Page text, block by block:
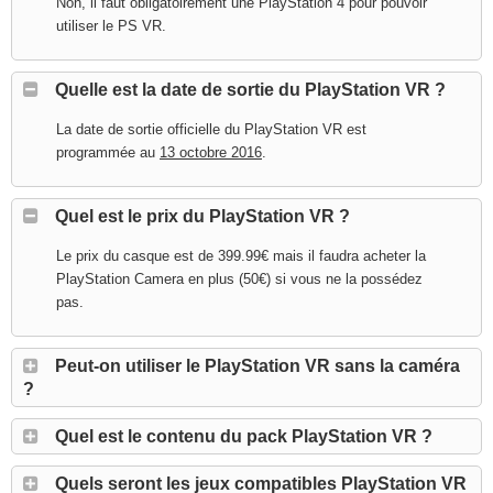
utiliser le PS VR.
Quelle est la date de sortie du PlayStation VR ?
La date de sortie officielle du PlayStation VR est
programmée au 13 octobre 2016.
Quel est le prix du PlayStation VR ?
Le prix du casque est de 399.99€ mais il faudra acheter la
PlayStation Camera en plus (50€) si vous ne la possédez
pas.
Peut-on utiliser le PlayStation VR sans la caméra
?
Quel est le contenu du pack PlayStation VR ?
Quels seront les jeux compatibles PlayStation VR